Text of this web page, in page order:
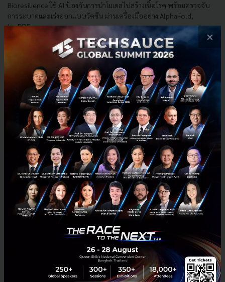
Bioresilience ใช้ AI ป้องกันการนำโมเดลไปสร้างเชื้อโรค พร้อมตรวจจับ
การระบาดและเร่งออกแบบวัคซีน ผ่านเครื่องมืออย่าง AlphaFold,
IsoDDE...
กรกฎาคม 17, 2026| ByTechsauce Team
CBRN IsoDDE Gemini SynthID
Isomorphic Labs พัฒนา AI ออกแบบยา เคลมว่าช่วยหายาได้
‘เร็วแบบไม่เคยมีมาก่อน’
Isomorphic Labs บริษัทสตาร์ทอัพด้านการออกแบบยาและพัฒนายา
×